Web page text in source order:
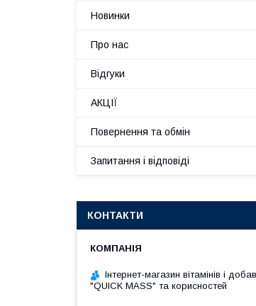
Новинки
Про нас
Відгуки
АКЦІЇ
Повернення та обмін
Запитання і відповіді
КОНТАКТИ
Інтернет-магазин вітамінів і
"QUICK MASS" та корисностей